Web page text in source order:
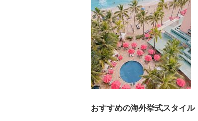
おすすめの海外挙式スタイル